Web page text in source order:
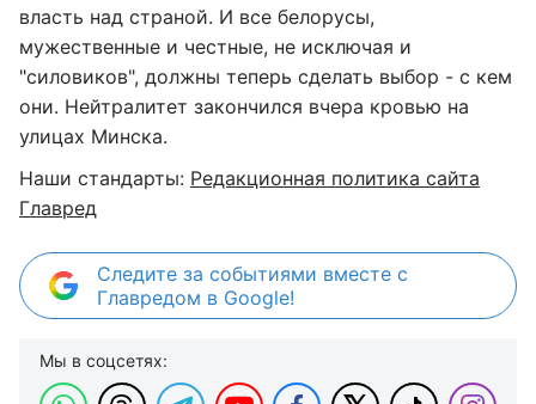
власть над страной. И все белорусы,
мужественные и честные, не исключая и
"силовиков", должны теперь сделать выбор - с кем
они. Нейтралитет закончился вчера кровью на
улицах Минска.
Наши стандарты: Редакционная политика сайта
Главред
Следите за событиями вместе с
Главредом в Google!
Мы в соцсетях: